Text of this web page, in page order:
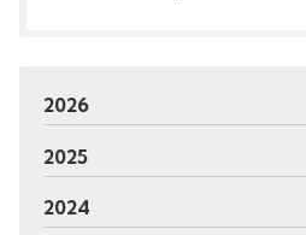
2026
2025
2024